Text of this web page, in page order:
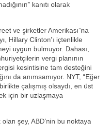
kanıtı olarak
ve şirketler Amerikası”na
Hillary Clinton’ı içtenlikle
uygun bulmuyor. Dahası,
vergi planının
kesintisine tam desteğini
da anımsamıyor. NYT, “Eğer
çalışmış olsaydı, en üst
için bir uzlaşmaya
olan şey, ABD’nin bu noktaya